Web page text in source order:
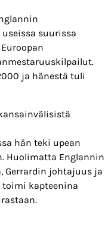
suurissa
ja hänestä tuli
hän teki upean
Huolimatta Englannin
Gerrardin johtajuus ja
kapteenina